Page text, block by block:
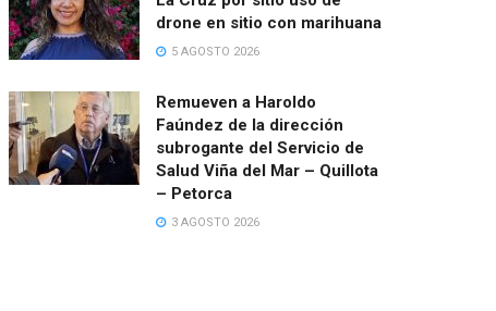
drone en sitio con marihuana
5 AGOSTO 2026
Remueven a Haroldo
Faúndez de la dirección
subrogante del Servicio de
Salud Viña del Mar – Quillota
– Petorca
3 AGOSTO 2026